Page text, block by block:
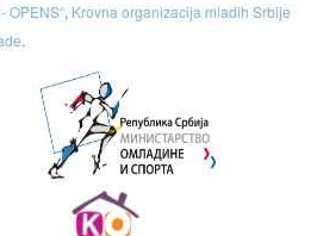
OPENS“, Krovna organizacija mladih Srbije
.